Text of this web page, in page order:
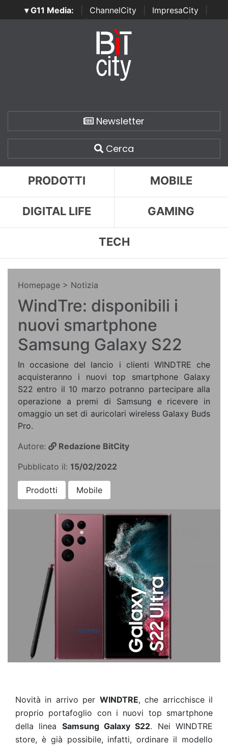
▾ G11 Media: ChannelCity ImpresaCity
SecurityOpenLab | Italian Channel Awards | Italian
Italian Security Awards
Newsletter
Cerca
PRODOTTI MOBILE
DIGITAL LIFE GAMING
TECH
Homepage > Notizia
WindTre: disponibili i
nuovi smartphone
Samsung Galaxy S22
In occasione del lancio i clienti WINDTRE che
acquisteranno i nuovi top smartphone Galaxy
S22 entro il 10 marzo potranno partecipare alla
operazione a premi di Samsung e ricevere in
omaggio un set di auricolari wireless Galaxy Buds
Pro.
Autore:
Redazione BitCity
Pubblicato il: 15/02/2022
Prodotti Mobile
Novità in arrivo per WINDTRE, che arricchisce il
proprio portafoglio con i nuovi top smartphone
della linea Samsung Galaxy S22. Nei WINDTRE
store, è già possibile, infatti, ordinare il modello